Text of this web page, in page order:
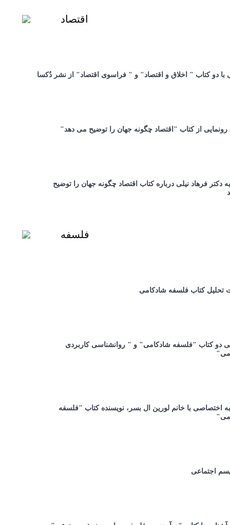
اقتصاد
با دو کتاب " اخلاق و اقتصاد" و " فراسوی اقتصاد" از نشر دُکسا
رونمایی از کتاب "اقتصاد چگونه جهان را توضیح می دهد"
دکتر فرهاد نیلی درباره کتاب اقتصاد چگونه جهان را توضیح
فلسفه
کتاب فلسفه شادکامی
دو کتاب "فلسفه شادکامی" و " روانشناسی کاربردی
اختصاصی با خانم لورین ال بسر، نویسنده کتاب "فلسفه
اجتماعی